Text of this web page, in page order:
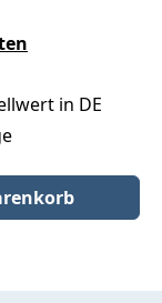
in DE
oder benutze